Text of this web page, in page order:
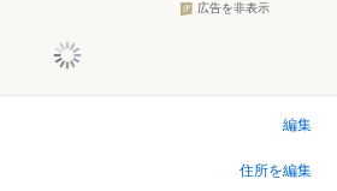
広告を非表示
編集
住所を編集